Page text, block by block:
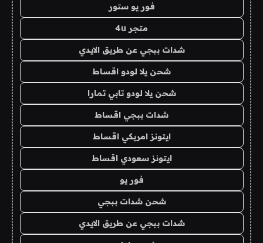
فور يو ستور
متجر 4u
شدات ببجي عن طريق الايدي
شحن يلا لودو اقساط
شحن يلا لودو تابي تمارا
شدات ببجي اقساط
ايتونز امريكي اقساط
ايتونز سعودي اقساط
فور يو
شحن شدات ببجي
شدات ببجي عن طريق الايدي